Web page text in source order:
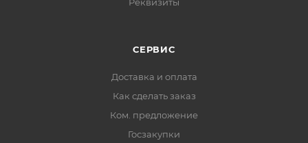
СЕРВИС
Доставка и оплата
Как сделать заказ
Ком. предложение
Госзакупки